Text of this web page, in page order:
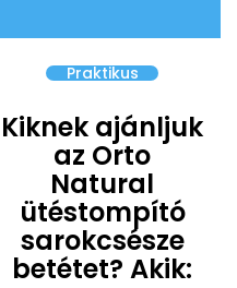
Praktikus
Kiknek ajánljuk
az Orto
Natural
ütéstompító
sarokcsésze
betétet? Akik: